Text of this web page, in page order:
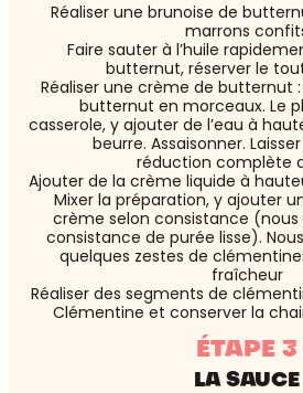
Réaliser une brunoise de
marrons
Faire sauter à l’huile
butternut, réserver le
Réaliser une crème de butternut
butternut en morceaux. Le
casserole, y ajouter de l’eau à
beurre. Assaisonner.
réduction complète
Ajouter de la crème liquide à
Mixer la préparation, y ajouter
crème selon consistance
consistance de purée lisse).
quelques zestes de
fraîcheur
Réaliser des segments de
Clémentine et conserver la
ÉTAPE 3
LA SAUCE